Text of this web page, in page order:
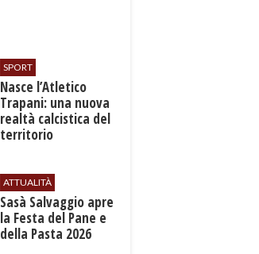
SPORT
Nasce l’Atletico
Trapani: una nuova
realtà calcistica del
territorio
ATTUALITÀ
Sasà Salvaggio apre
la Festa del Pane e
della Pasta 2026